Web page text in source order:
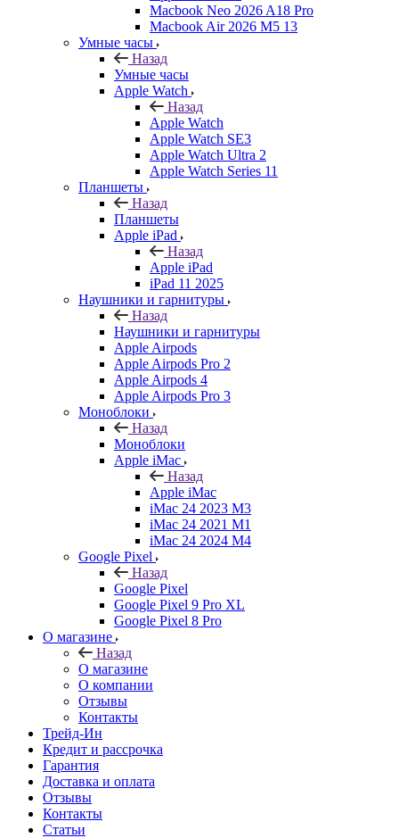
Macbook Neo 2026 A18 Pro
Macbook Air 2026 M5 13
Умные часы
Назад
Умные часы
Apple Watch
Назад
Apple Watch
Apple Watch SE3
Apple Watch Ultra 2
Apple Watch Series 11
Планшеты
Назад
Планшеты
Apple iPad
Назад
Apple iPad
iPad 11 2025
Наушники и гарнитуры
Назад
Наушники и гарнитуры
Apple Airpods
Apple Airpods Pro 2
Apple Airpods 4
Apple Airpods Pro 3
Моноблоки
Назад
Моноблоки
Apple iMac
Назад
Apple iMac
iMac 24 2023 M3
iMac 24 2021 M1
iMac 24 2024 M4
Google Pixel
Назад
Google Pixel
Google Pixel 9 Pro XL
Google Pixel 8 Pro
О магазине
Назад
О магазине
О компании
Отзывы
Контакты
Трейд-Ин
Кредит и рассрочка
Гарантия
Доставка и оплата
Отзывы
Контакты
Статьи